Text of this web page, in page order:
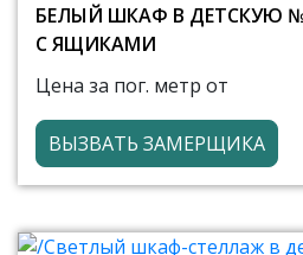
БЕЛЫЙ ШКАФ В ДЕТСКУЮ
С ЯЩИКАМИ
Цена за пог. метр от
ВЫЗВАТЬ ЗАМЕРЩИКА